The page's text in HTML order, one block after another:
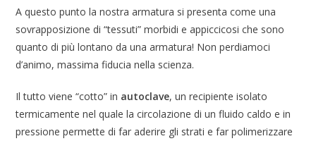
A questo punto la nostra armatura si presenta come una
sovrapposizione di “tessuti” morbidi e appiccicosi che sono
quanto di più lontano da una armatura! Non perdiamoci
d’animo, massima fiducia nella scienza.
Il tutto viene “cotto” in autoclave, un recipiente isolato
termicamente nel quale la circolazione di un fluido caldo e in
pressione permette di far aderire gli strati e far polimerizzare